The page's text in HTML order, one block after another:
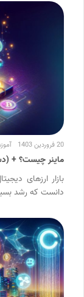
20 فروردین 1403
ماینر چیست؟ +
بازار ارزهای
دانست که رشد